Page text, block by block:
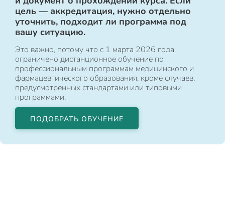
цель — аккредитация, нужно отдельно
уточнить, подходит ли программа под
вашу ситуацию.
Это важно, потому что с 1 марта 2026 года
ограничено дистанционное обучение по
профессиональным программам медицинского и
фармацевтического образования, кроме случаев,
предусмотренных стандартами или типовыми
программами.
ПОДОБРАТЬ ОБУЧЕНИЕ